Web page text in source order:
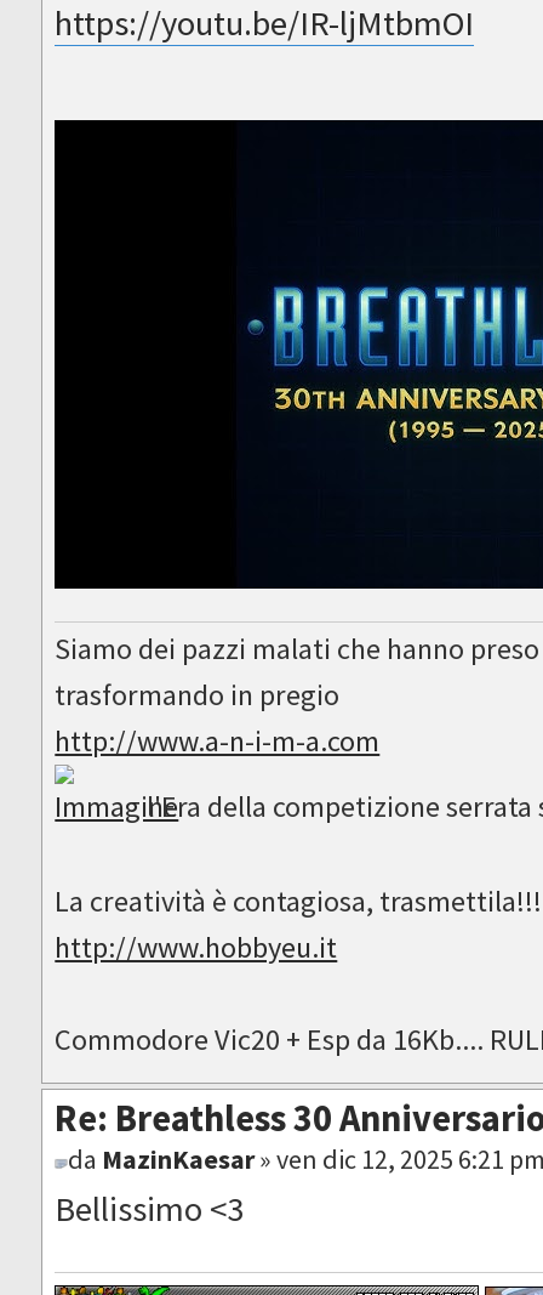
https://youtu.be/IR-ljMtbmOI
Siamo dei pazzi malati che hanno
trasformando in pregio
http://www.a-n-i-m-a.com
l'Era della competizione serrata
La creatività è contagiosa,
http://www.hobbyeu.it
Commodore Vic20 + Esp da 16Kb....
Re: Breathless 30
da MazinKaesar» ven dic 12, 2025 6:21
Bellissimo <3